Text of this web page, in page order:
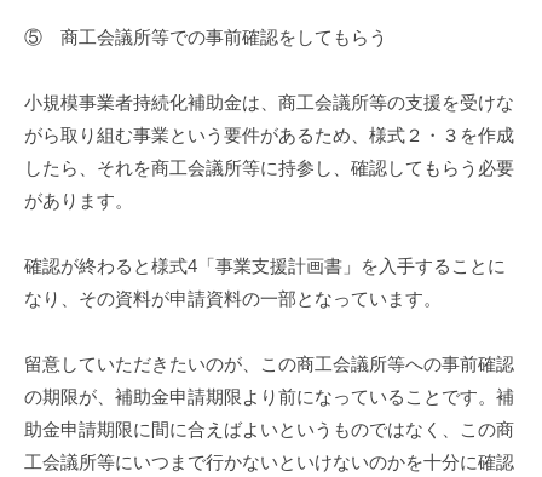
⑤ 商工会議所等での事前確認をしてもらう
小規模事業者持続化補助金は、商工会議所等の支援を受けな
がら取り組む事業という要件があるため、様式２・３を作成
したら、それを商工会議所等に持参し、確認してもらう必要
があります。
確認が終わると様式4「事業支援計画書」を入手することに
なり、その資料が申請資料の一部となっています。
留意していただきたいのが、この商工会議所等への事前確認
の期限が、補助金申請期限より前になっていることです。補
助金申請期限に間に合えばよいというものではなく、この商
工会議所等にいつまで行かないといけないのかを十分に確認